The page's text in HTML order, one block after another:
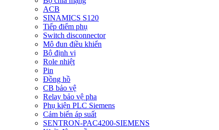
ACB
SINAMICS S120
Tiếp điểm phụ
Switch disconnector
Mô đun điều khiển
Bộ định vị
Role nhiệt
Pin
Đồng hồ
CB bảo vệ
Relay bảo vệ pha
Phụ kiện PLC Siemens
Cảm biến áp suất
SENTRON-PAC4200-SIEMENS